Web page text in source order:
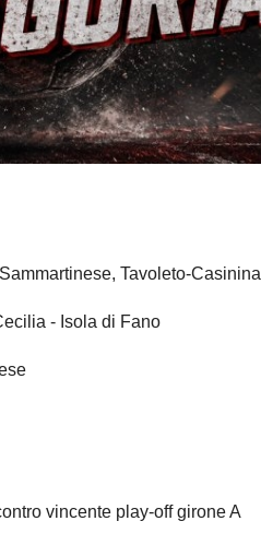
Tavoleto-Casinina
- Isola di Fano
vincente play-off girone A